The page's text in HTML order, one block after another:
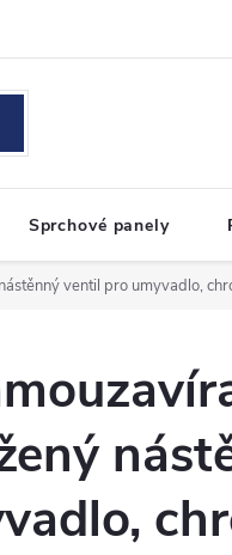
Sprchové panely
ventil pro umyvadlo,